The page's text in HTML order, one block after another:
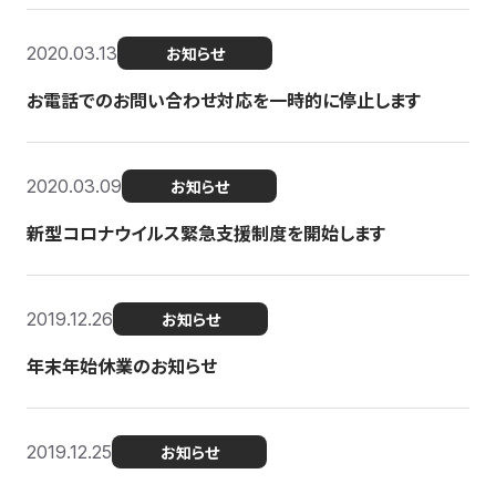
2020.03.13 お知らせ
お電話でのお問い合わせ対応を一時的に停止します
2020.03.09 お知らせ
新型コロナウイルス緊急支援制度を開始します
2019.12.26 お知らせ
年末年始休業のお知らせ
2019.12.25 お知らせ